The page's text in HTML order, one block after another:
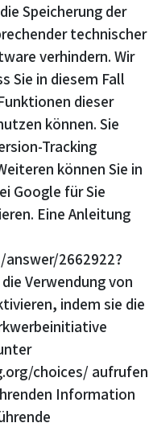
Speicherung der
technischer
verhindern. Wir
Sie in diesem Fall
dieser
können. Sie
Tracking
können Sie in
Google für Sie
Eine Anleitung
2662922?
Verwendung von
indem sie die
choices/ aufrufen
Information